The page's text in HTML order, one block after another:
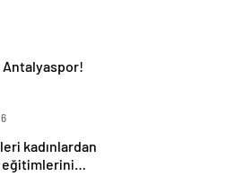
Antalyaspor!
kadınlardan
eğitimlerini